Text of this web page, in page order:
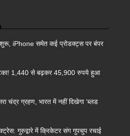
iPhone समेत कई प्रोडक्ट्स पर बंपर
1,440 से बढ़कर 45,900 रुपये हुआ
चंद्र ग्रहण, भारत में नहीं दिखेगा ‘ब्लड
गुरुद्वारे में क्रिकेटर संग गुपचुप रचाई